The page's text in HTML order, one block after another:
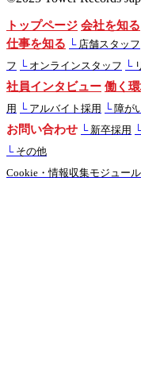
トップページ 会社を知る
仕事を知る └ 店舗スタッフ
フ └ オンラインスタッフ └
社員インタビュー 働く
用 └ アルバイト採用 └障が
お問い合わせ └ 新卒採用
└ その他
Cookie・情報収集モジュー